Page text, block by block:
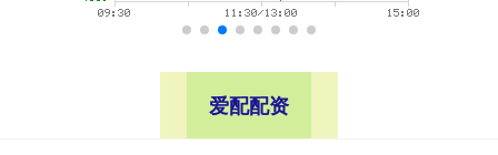
爱配配资